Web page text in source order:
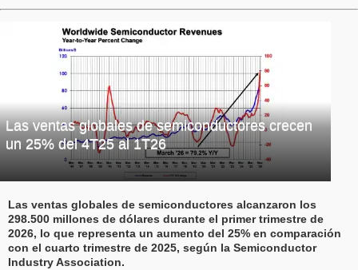
Las ventas globales de semiconductores crecen
un 25% del 4T25 al 1T26
Las ventas globales de semiconductores alcanzaron los
298.500 millones de dólares durante el primer trimestre de
2026, lo que representa un aumento del 25% en comparación
con el cuarto trimestre de 2025, según la Semiconductor
Industry Association.